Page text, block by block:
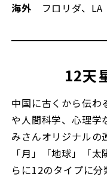
海外 フロリダ、LA
12天
中国に古くから伝わ
や人間科学、心理学
みさんオリジナルの
「月」「地球」「
らに12のタイプに